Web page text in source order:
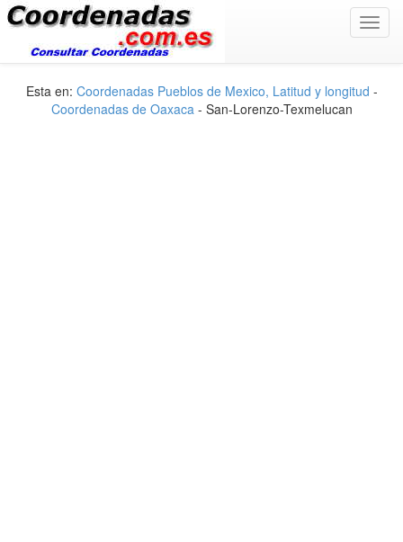
Esta en: Coordenadas Pueblos de Mexico, Latitud y longitud -
Coordenadas de Oaxaca- San-Lorenzo-Texmelucan